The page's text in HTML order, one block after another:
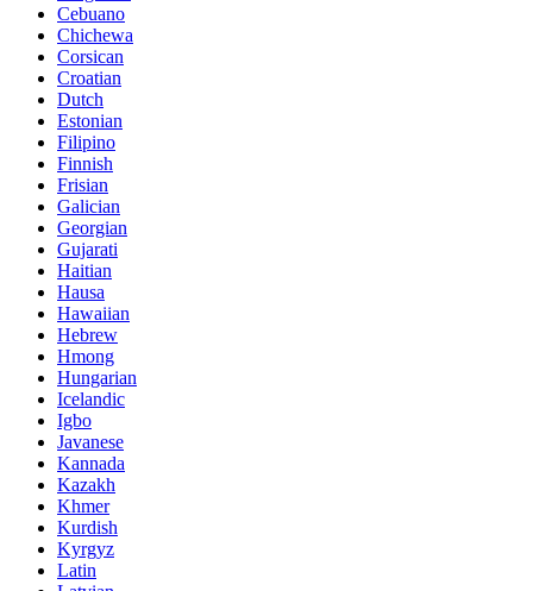
Cebuano
Chichewa
Corsican
Croatian
Dutch
Estonian
Filipino
Finnish
Frisian
Galician
Georgian
Gujarati
Haitian
Hausa
Hawaiian
Hebrew
Hmong
Hungarian
Icelandic
Igbo
Javanese
Kannada
Kazakh
Khmer
Kurdish
Kyrgyz
Latin